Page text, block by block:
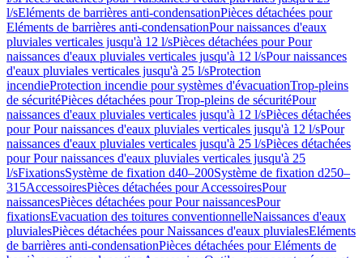
l/sEléments de barrières anti-condensationPièces détachées pour
Eléments de barrières anti-condensationPour naissances d'eaux
pluviales verticales jusqu'à 12 l/sPièces détachées pour Pour
naissances d'eaux pluviales verticales jusqu'à 12 l/sPour naissances
d'eaux pluviales verticales jusqu'à 25 l/sProtection
incendieProtection incendie pour systèmes d'évacuationTrop-pleins
de sécuritéPièces détachées pour Trop-pleins de sécuritéPour
naissances d'eaux pluviales verticales jusqu'à 12 l/sPièces détachées
pour Pour naissances d'eaux pluviales verticales jusqu'à 12 l/sPour
naissances d'eaux pluviales verticales jusqu'à 25 l/sPièces détachées
pour Pour naissances d'eaux pluviales verticales jusqu'à 25
l/sFixationsSystème de fixation d40–200Système de fixation d250–
315AccessoiresPièces détachées pour AccessoiresPour
naissancesPièces détachées pour Pour naissancesPour
fixationsEvacuation des toitures conventionnelleNaissances d'eaux
pluvialesPièces détachées pour Naissances d'eaux pluvialesEléments
de barrières anti-condensationPièces détachées pour Eléments de